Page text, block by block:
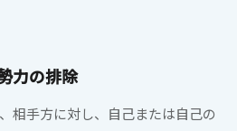
ンセル ログアウトする
力の排除
相手方に対し、自己または自己の